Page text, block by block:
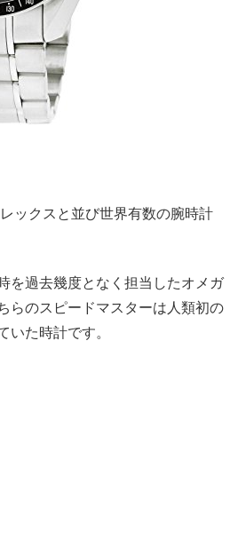
ックスと並び世界有数の腕時計
を過去幾度となく担当したオメガ
らのスピードマスターは人類初の
いた時計です。